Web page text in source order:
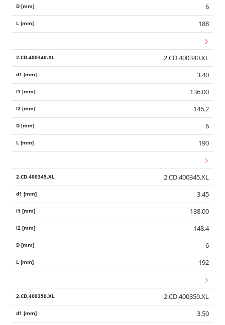
6
188
2.CD.400340.XL
3.40
136.00
146.2
6
190
2.CD.400345.XL
3.45
138.00
148.4
6
192
2.CD.400350.XL
3.50